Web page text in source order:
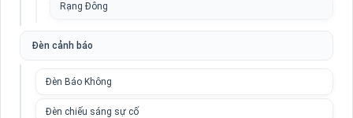
Rạng Đông
Đèn cảnh báo
Đèn Báo Không
Đèn chiếu sáng sự cố